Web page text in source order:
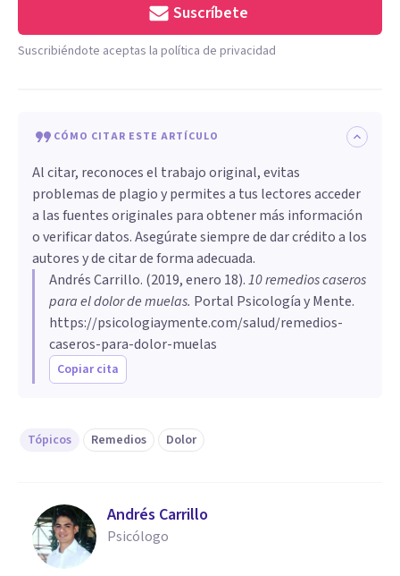
Suscríbete
Suscribiéndote aceptas la política de privacidad
CÓMO CITAR ESTE ARTÍCULO
Al citar, reconoces el trabajo original, evitas
problemas de plagio y permites a tus lectores acceder
a las fuentes originales para obtener más información
o verificar datos. Asegúrate siempre de dar crédito a los
autores y de citar de forma adecuada.
Andrés Carrillo. (2019, enero 18).10 remedios caseros
para el dolor de muelas. Portal Psicología y Mente.
https://psicologiaymente.com/salud/remedios-
caseros-para-dolor-muelas
Copiar cita
Tópicos Remedios Dolor
Andrés Carrillo
Psicólogo